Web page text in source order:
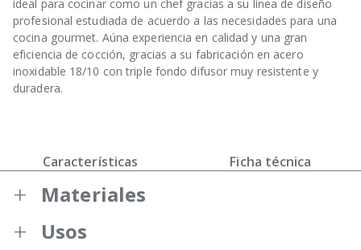
ideal para cocinar como un chef gracias a su línea de diseño
profesional estudiada de acuerdo a las necesidades para una
cocina gourmet. Aúna experiencia en calidad y una gran
eficiencia de cocción, gracias a su fabricación en acero
inoxidable 18/10 con triple fondo difusor muy resistente y
duradera.
Características Ficha técnica
Materiales
Fabricada en acero inoxidable 18/10 muy
Usos